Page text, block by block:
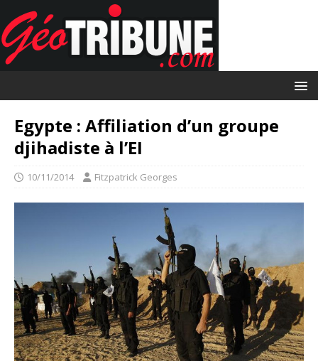
Egypte : Affiliation d’un groupe
djihadiste à l’EI
10/11/2014 Fitzpatrick Georges